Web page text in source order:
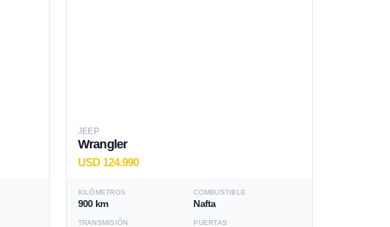
JEEP
Wrangler
USD 124.990
KILÓMETROS
900 km
COMBUSTIBLE
Nafta
TRANSMISIÓN PUERTAS